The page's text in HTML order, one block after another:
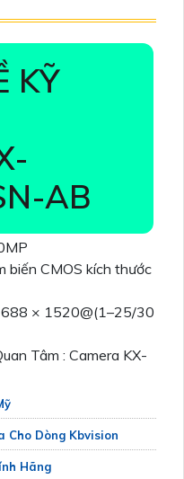
KỸ
AB
biến CMOS kích thước
× 1520@(1–25/30
Tâm : Camera KX-
Cho Dòng Kbvision
Hãng